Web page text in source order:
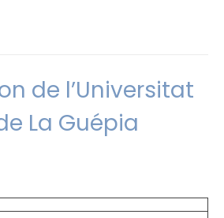
de l’Universitat
La Guépia